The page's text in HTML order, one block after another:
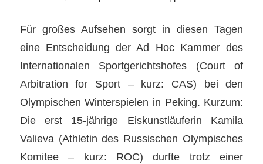
Für großes Aufsehen sorgt in diesen Tagen
eine Entscheidung der Ad Hoc Kammer des
Internationalen Sportgerichtshofes (Court of
Arbitration for Sport – kurz: CAS) bei den
Olympischen Winterspielen in Peking. Kurzum:
Die erst 15-jährige Eiskunstläuferin Kamila
Valieva (Athletin des Russischen Olympisches
Komitee – kurz: ROC) durfte trotz einer